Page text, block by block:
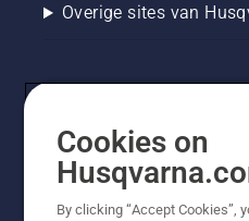
Overige sites van
Cookies on
By clicking “Accept Cookies”,